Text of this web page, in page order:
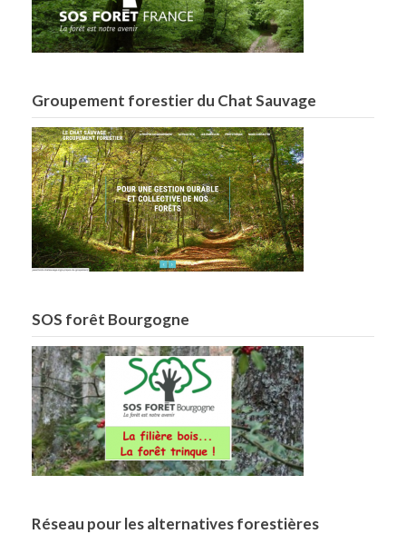
Groupement forestier du Chat Sauvage
SOS forêt Bourgogne
Réseau pour les alternatives forestières